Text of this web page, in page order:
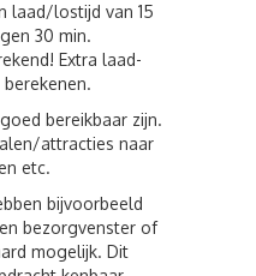
laad/lostijd van 15
30 min.
Extra laad-
bereikbaar zijn.
attracties naar
etc.
bijvoorbeeld
bezorgvenster of
mogelijk. Dit